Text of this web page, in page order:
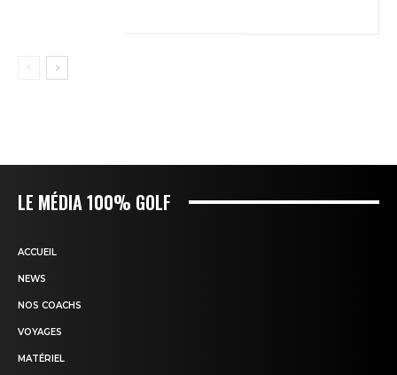
LE MÉDIA 100% GOLF
ACCUEIL
NEWS
NOS COACHS
VOYAGES
MATÉRIEL